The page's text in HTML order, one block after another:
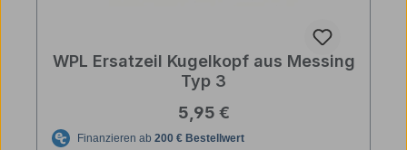
WPL Ersatzeil Kugelkopf aus Messing
Typ 3
Regulärer Preis:
5,95 €